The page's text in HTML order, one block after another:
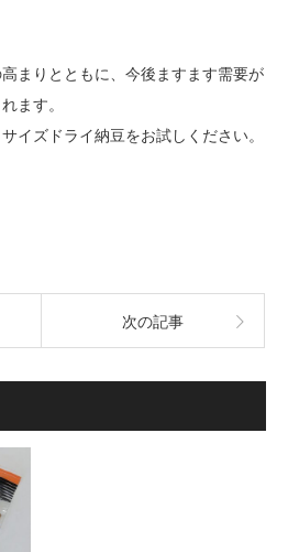
まりとともに、今後ますます需要が
ます。
イズドライ納豆をお試しください。
次の記事